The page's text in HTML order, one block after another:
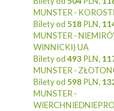
MUNSTER -
Bilety od 518 PLN,
MUNSTER -
WINNICKI) UA
Bilety od493 PLN,
MUNSTER -
Bilety od 598 PLN,
MUNSTER -